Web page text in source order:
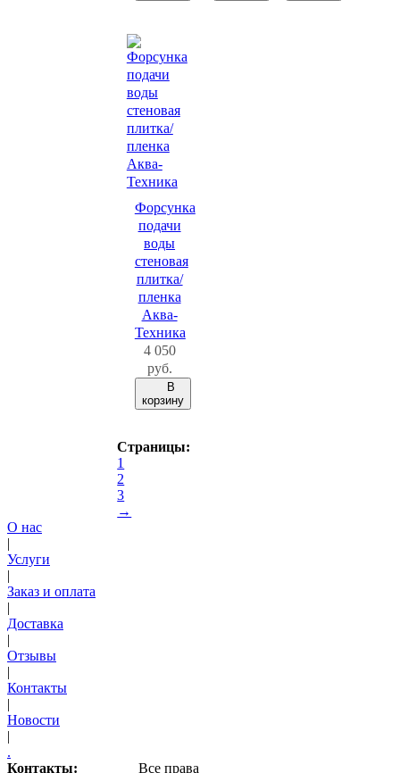
Форсунка
подачи
воды
стеновая
плитка/
пленка
Аква-
Техника
4 050
руб.
В
корзину
Страницы:
1
2
3
→
О нас
|
Услуги
|
Заказ и оплата
|
Доставка
|
Отзывы
|
Контакты
|
Новости
|
.
Контакты:
Все права